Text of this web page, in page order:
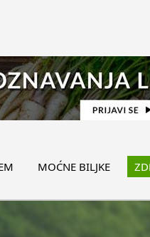
MOĆNE BILJKE